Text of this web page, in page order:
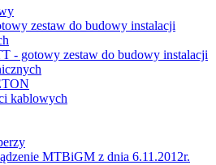
zestaw do budowy instalacji
- gotowy zestaw do budowy instalacji
kablowych
MTBiGM z dnia 6.11.2012r.